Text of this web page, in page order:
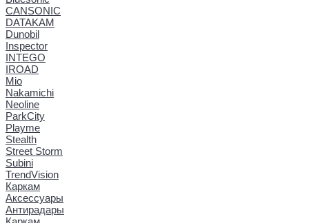
CANSONIC
DATAKAM
Dunobil
Inspector
INTEGO
IROAD
Mio
Nakamichi
Neoline
ParkCity
Playme
Stealth
Street Storm
Subini
TrendVision
Каркам
Аксессуары
Антирадары